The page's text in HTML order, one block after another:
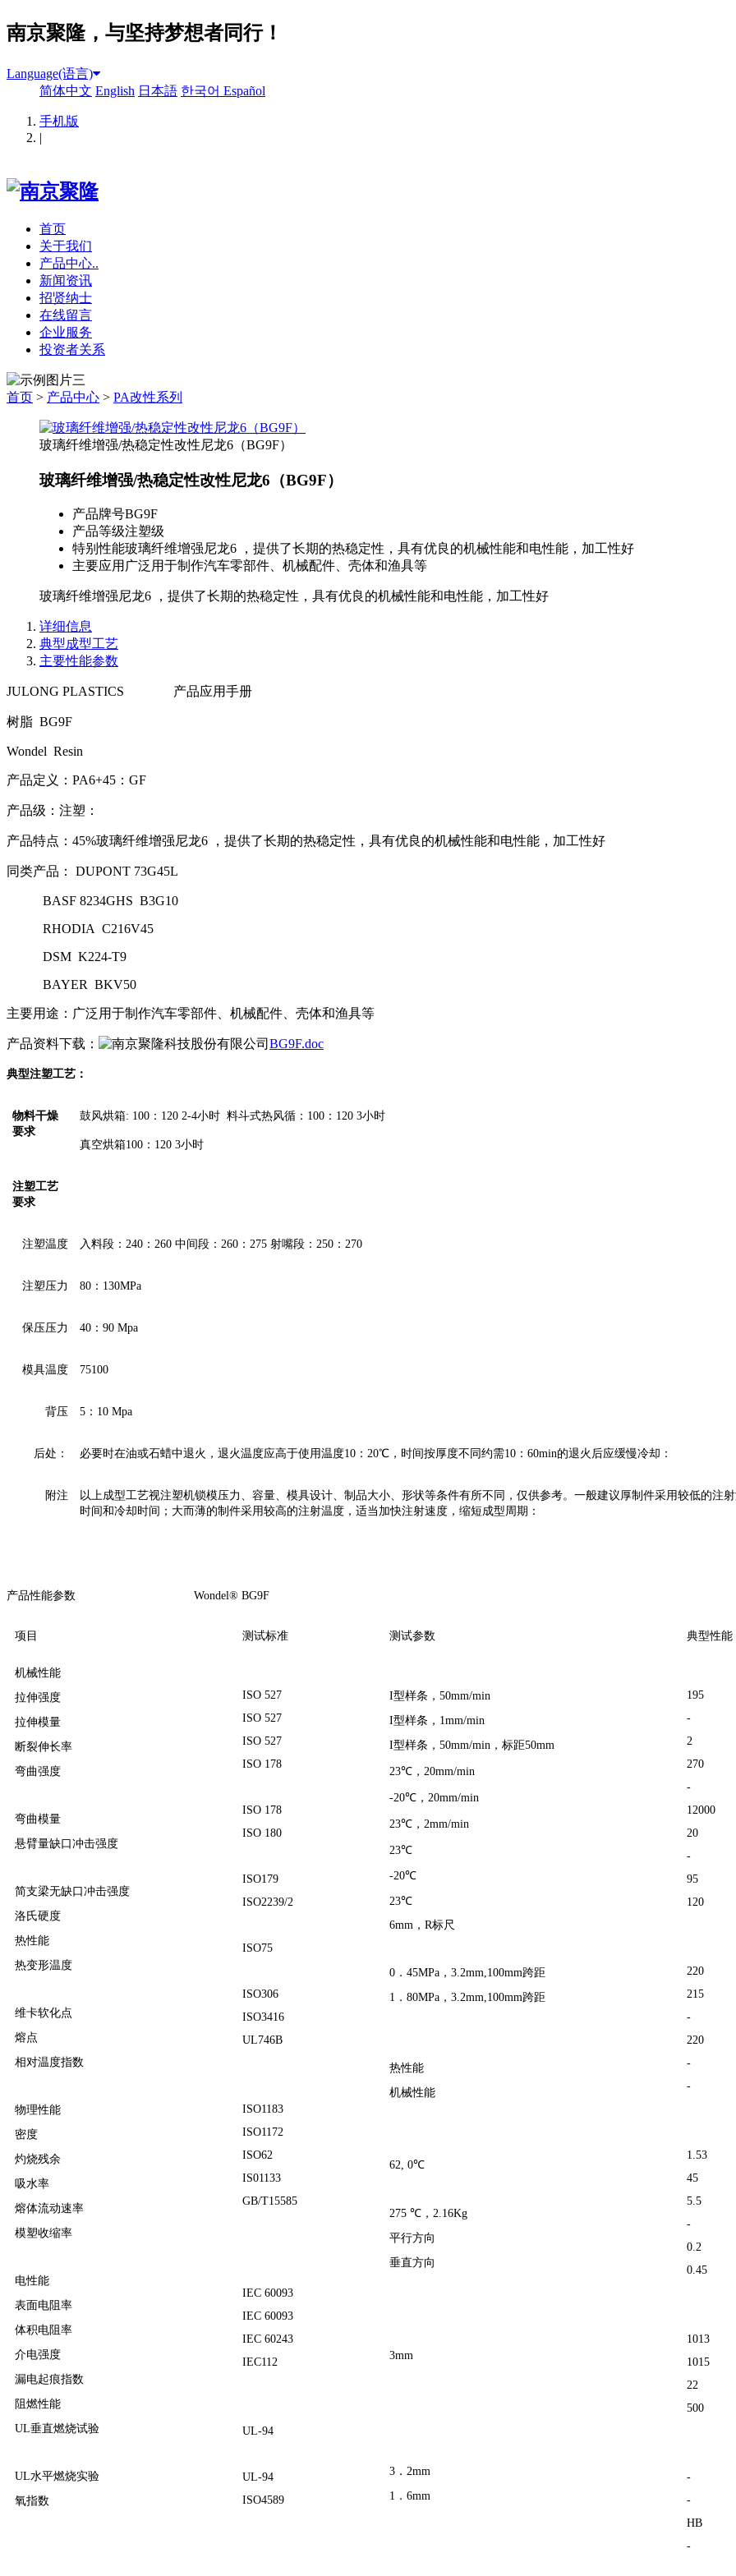
南京聚隆，与坚持梦想者同行！
Language(语言)
简体中文 English 日本語 한국어 Español
手机版
|
首页
关于我们
产品中心..
新闻资讯
招贤纳士
在线留言
企业服务
投资者关系
首页 > 产品中心 > PA改性系列
玻璃纤维增强/热稳定性改性尼龙6（BG9F）
玻璃纤维增强/热稳定性改性尼龙6（BG9F）
产品牌号BG9F
产品等级注塑级
特别性能玻璃纤维增强尼龙6 ，提供了长期的热稳定性，具有优良的机械性能和电性能，加工性好
主要应用 广泛用于制作汽车零部件、机械配件、壳体和渔具等
玻璃纤维增强尼龙6 ，提供了长期的热稳定性，具有优良的机械性能和电性能，加工性好
详细信息
典型成型工艺
主要性能参数
JULONG PLASTICS 产品应用手册
树脂 BG9F
Wondel Resin
产品定义：PA6+45：GF
产品级：注塑：
产品特点：45%玻璃纤维增强尼龙6 ，提供了长期的热稳定性，具有优良的机械性能和电性能，加工性好
同类产品： DUPONT 73G45L
BASF 8234GHS B3G10
RHODIA C216V45
DSM K224-T9
BAYER BKV50
主要用途：广泛用于制作汽车零部件、机械配件、壳体和渔具等
产品资料下载： BG9F.doc
典型注塑工艺：
物料干燥
要求
鼓风烘箱: 100：120 2-4小时 料斗式热风循：100：120 3小时
真空烘箱100：120 3小时
注塑工艺
要求
注塑温度 入料段：240：260 中间段：260：275 射嘴段： 250：270
注塑压力 80：130MPa
保压压力 40：90 Mpa
模具温度 75100
背压 5：10 Mpa
后处： 必要时在油或石蜡中退火，退火温度应高于使用温度10：20℃，时间按厚度不同约需10：60min的退火后应缓慢冷却：
附注
以上成型工艺视注塑机锁模压力、容量、模具设计、制品大小、形状等条件有所不同，仅供参考。一般建议厚制件采用较低的注
时间和冷却时间；大而薄的制件采用较高的注射温度，适当加快注射速度，缩短成型周期：
产品性能参数 Wondel® BG9F
项目 测试标准 测试参数 典型性能
机械性能
拉伸强度
拉伸模量
断裂伸长率
弯曲强度
弯曲模量
悬臂量缺口冲击强度
简支梁无缺口冲击强度
洛氏硬度
热性能
热变形温度
维卡软化点
熔点
相对温度指数
物理性能
密度
灼烧残余
吸水率
熔体流动速率
模塑收缩率
电性能
表面电阻率
体积电阻率
介电强度
漏电起痕指数
阻燃性能
UL垂直燃烧试验
UL水平燃烧实验
氧指数
ISO 527
ISO 527
ISO 527
ISO 178
ISO 178
ISO 180
ISO179
ISO2239/2
ISO75
ISO306
ISO3416
UL746B
ISO1183
ISO1172
ISO62
IS01133
GB/T15585
IEC 60093
IEC 60093
IEC 60243
IEC112
UL-94
UL-94
ISO4589
I型样条，50mm/min
I型样条，1mm/min
I型样条，50mm/min，标距50mm
23℃，20mm/min
-20℃，20mm/min
23℃，2mm/min
23℃
-20℃
23℃
6mm，R标尺
0．45MPa，3.2mm,100mm跨距
1．80MPa，3.2mm,100mm跨距
热性能
机械性能
62, 0℃
275 ℃，2.16Kg
平行方向
垂直方向
3mm
3．2mm
1．6mm
195
-
2
270
-
12000
20
-
95
120
220
215
-
220
-
-
1.53
45
5.5
-
0.2
0.45
1013
1015
22
500
-
-
HB
-